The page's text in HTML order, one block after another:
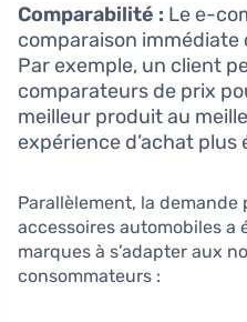
Comparabilité : Le e-
comparaison
Par exemple, un client
comparateurs de prix
meilleur produit au
expérience d’achat plus
Parallèlement, la
accessoires automobiles a
marques à s’adapter aux
consommateurs :